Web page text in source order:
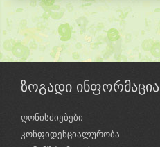
ზოგადი ინფორმაცია
ღონისძიებები
კონფიდენციალურობა